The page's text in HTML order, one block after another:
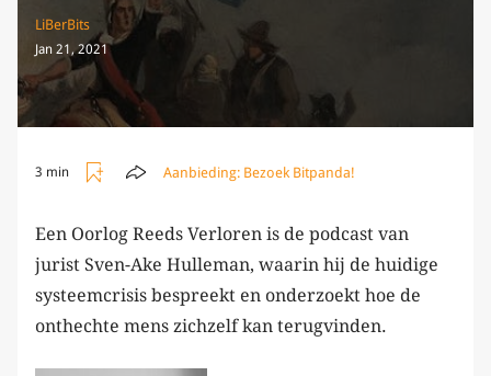
LiBerBits
Jan 21, 2021
3 min Aanbieding: Bezoek Bitpanda!
Een Oorlog Reeds Verloren is de podcast van
jurist Sven-Ake Hulleman, waarin hij de huidige
systeemcrisis bespreekt en onderzoekt hoe de
onthechte mens zichzelf kan terugvinden.